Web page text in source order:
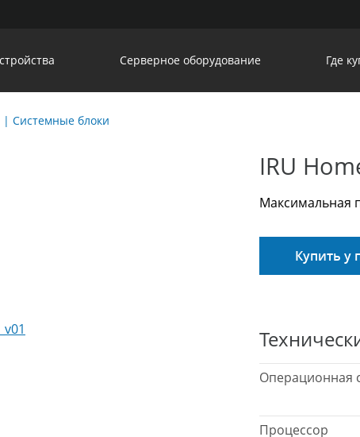
Серверное оборудование Где
| Системные блоки
IRU
Максимальная
Купить у
Операционная
Процессор